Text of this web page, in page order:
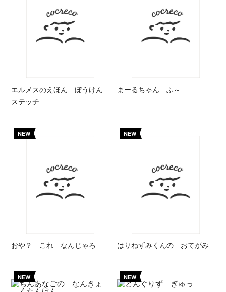
エルメスのえほん ぼうけん
ステッチ
まーるちゃん ふ～
NEW
おや？ これ なんじゃろ
NEW
はりねずみくんの おてがみ
NEW NEW